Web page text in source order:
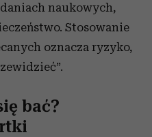
naukowych,
Stosowanie
oznacza ryzyko,
bać?